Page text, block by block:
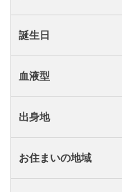
誕生日
血液型
出身地
お住まいの地域